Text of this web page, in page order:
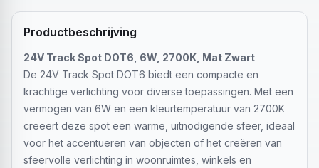
Productbeschrijving
24V Track Spot DOT6, 6W, 2700K, Mat Zwart
De 24V Track Spot DOT6 biedt een compacte en
krachtige verlichting voor diverse toepassingen. Met een
vermogen van 6W en een kleurtemperatuur van 2700K
creëert deze spot een warme, uitnodigende sfeer, ideaal
voor het accentueren van objecten of het creëren van
sfeervolle verlichting in woonruimtes, winkels en